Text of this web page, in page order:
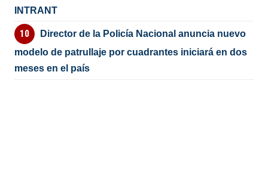
INTRANT
Director de la Policía Nacional anuncia nuevo
modelo de patrullaje por cuadrantes iniciará en dos
meses en el país